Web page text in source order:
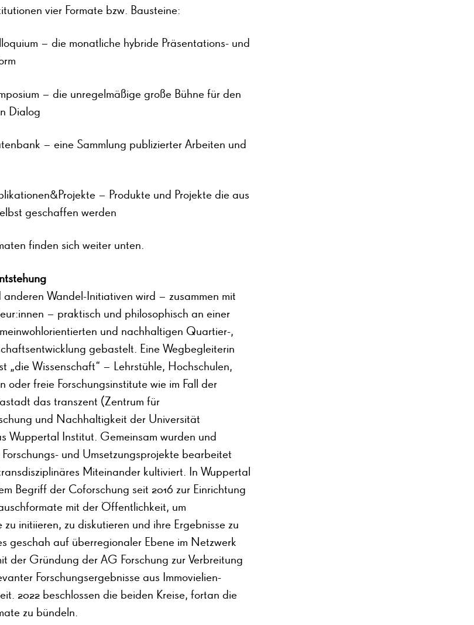
vier Formate bzw. Bausteine:
– die monatliche hybride Präsentations- und
– die unregelmäßige große Bühne für den
Dialog
– eine Sammlung publizierter Arbeiten und
– Produkte und Projekte die aus
geschaffen werden
finden sich weiter unten.
Wandel-Initiativen wird – zusammen mit
– praktisch und philosophisch an einer
und nachhaltigen Quartier-,
gebastelt. Eine Wegbegleiterin
„die Wissenschaft“ – Lehrstühle, Hochschulen,
oder freie Forschungsinstitute wie im Fall der
das transzent (Zentrum für
und Nachhaltigkeit der Universität
Wuppertal Institut. Gemeinsam wurden und
und Umsetzungsprojekte bearbeitet
Miteinander kultiviert. In Wuppertal
Begriff der Coforschung seit 2016 zur Einrichtung
mit der Öffentlichkeit, um
zu initiieren, zu diskutieren und ihre Ergebnisse zu
geschah auf überregionaler Ebene im Netzwerk
der Gründung der AG Forschung zur Verbreitung
Forschungsergebnisse aus Immovielien-
2022 beschlossen die beiden Kreise, fortan die
zu bündeln.